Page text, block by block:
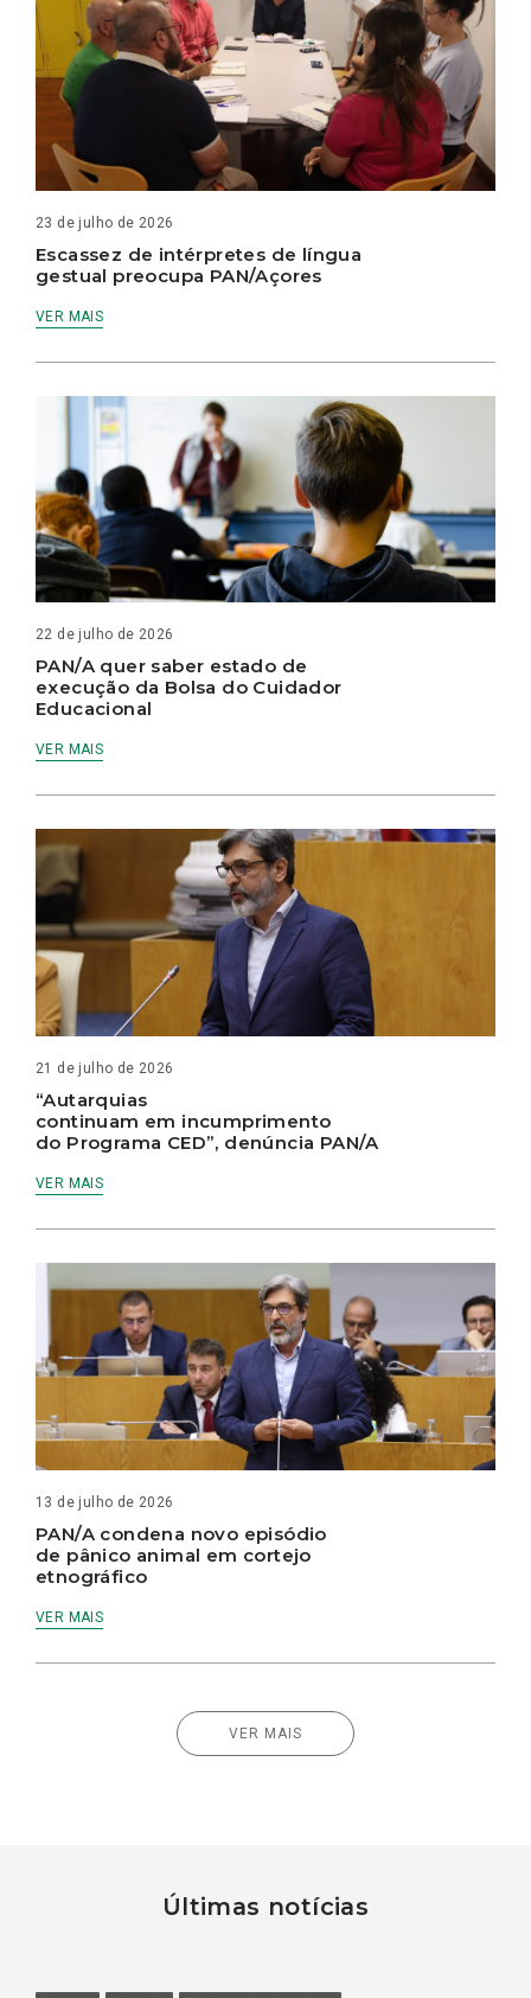
23 de julho de 2026
Escassez de intérpretes de língua
gestual preocupa PAN/Açores
VER MAIS
22 de julho de 2026
PAN/A quer saber estado de
execução da Bolsa do Cuidador
Educacional
VER MAIS
21 de julho de 2026
“Autarquias
continuam em incumprimento
do Programa CED”, denúncia PAN/A
VER MAIS
13 de julho de 2026
PAN/A condena novo episódio
de pânico animal em cortejo
etnográfico
VER MAIS
VER MAIS
Últimas notícias